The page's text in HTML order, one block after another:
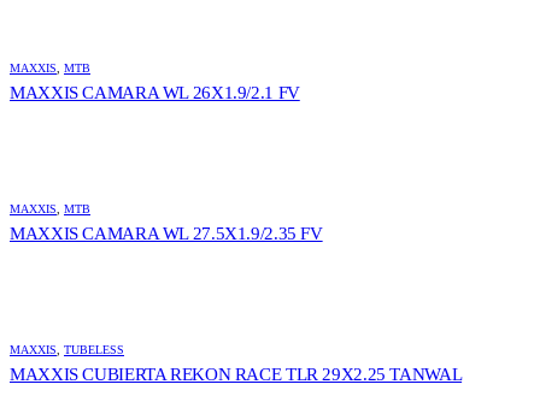
MAXXIS MTB
MAXXIS CAMARA WL 26X1.9/2.1 FV
MAXXIS MTB
MAXXIS CAMARA WL 27.5X1.9/2.35 FV
MAXXIS TUBELESS
MAXXIS CUBIERTA REKON RACE TLR 29X2.25 TANWAL